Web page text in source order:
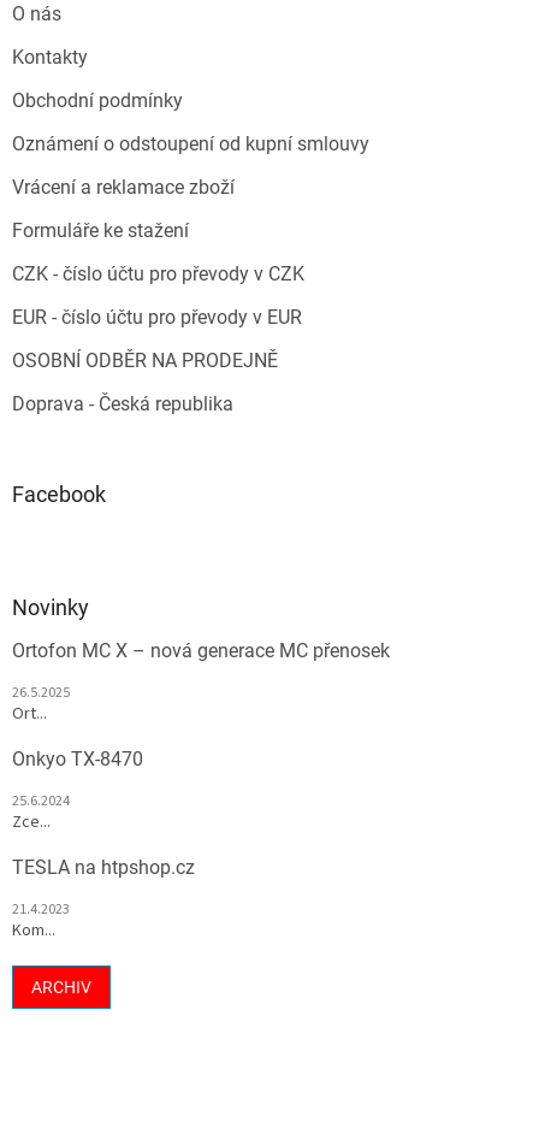
O nás
Kontakty
Obchodní podmínky
Oznámení o odstoupení od kupní smlouvy
Vrácení a reklamace zboží
Formuláře ke stažení
CZK - číslo účtu pro převody v CZK
EUR - číslo účtu pro převody v EUR
OSOBNÍ ODBĚR NA PRODEJNĚ
Doprava - Česká republika
Facebook
Novinky
Ortofon MC X – nová generace MC přenosek
26.5.2025
Ort...
Onkyo TX-8470
25.6.2024
Zce...
TESLA na htpshop.cz
21.4.2023
Kom...
ARCHIV